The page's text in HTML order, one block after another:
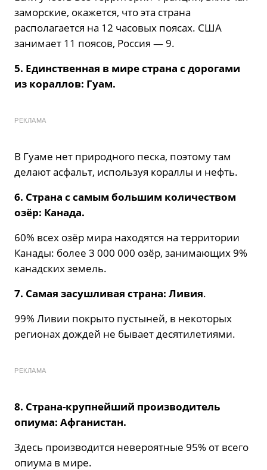
заморские, окажется, что эта страна
располагается на 12 часовых поясах. США
занимает 11 поясов, Россия — 9.
5. Единственная в мире страна с дорогами
из кораллов: Гуам.
РЕКЛАМА
В Гуаме нет природного песка, поэтому там
делают асфальт, используя кораллы и нефть.
6. Страна с самым большим количеством
озёр: Канада.
60% всех озёр мира находятся на территории
Канады: более 3 000 000 озёр, занимающих 9%
канадских земель.
7. Самая засушливая страна: Ливия.
99% Ливии покрыто пустыней, в некоторых
регионах дождей не бывает десятилетиями.
РЕКЛАМА
8. Страна-крупнейший производитель
опиума: Афганистан.
Здесь производится невероятные 95% от всего
опиума в мире.